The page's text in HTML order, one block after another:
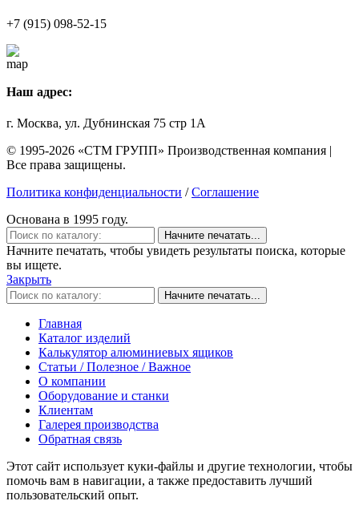
+7 (915) 098-52-15
Наш адрес:
г. Москва, ул. Дубнинская 75 стр 1А
© 1995-2026 «СТМ ГРУПП» Производственная компания |
Все права защищены.
Политика конфиденциальности /Соглашение
Основана в 1995 году.
Начните печатать...
Начните печатать, чтобы увидеть результаты поиска, которые
вы ищете.
Закрыть
Начните печатать...
Главная
Каталог изделий
Калькулятор алюминиевых ящиков
Статьи / Полезное / Важное
О компании
Оборудование и станки
Клиентам
Галерея производства
Обратная связь
Этот сайт использует куки-файлы и другие технологии, чтобы
помочь вам в навигации, а также предоставить лучший
пользовательский опыт.